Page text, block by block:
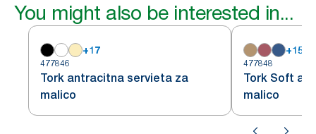
You might also be interested in...
+17
477846
Tork antracitna servieta za
malico
+15
477848
Tork Soft
malico